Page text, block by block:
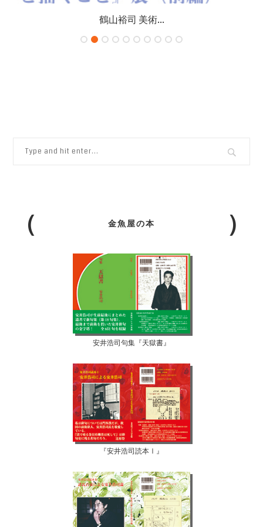
鶴山裕司 美術...
金魚屋の本
安井浩司句集『天獄書』
『安井浩司読本Ⅰ』